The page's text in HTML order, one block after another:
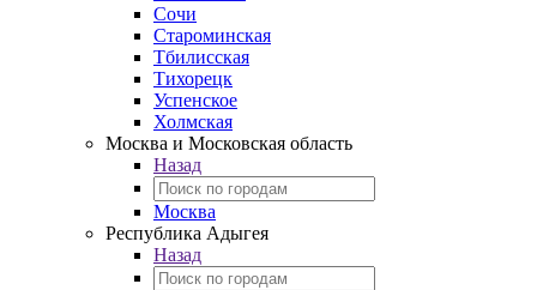
Сочи
Староминская
Тбилисская
Тихорецк
Успенское
Холмская
Москва и Московская область
Назад
Москва
Республика Адыгея
Назад